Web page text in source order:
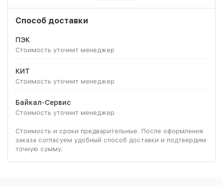
Способ доставки
ПЭК
Стоимость уточнит менеджер
КИТ
Стоимость уточнит менеджер
Байкал-Сервис
Стоимость уточнит менеджер
Стоимость и сроки предварительные. После оформления
заказа согласуем удобный способ доставки и подтвердим
точную сумму.